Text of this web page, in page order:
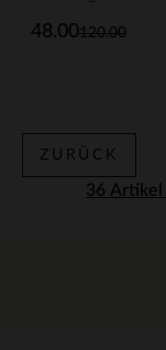
120.00
48.00
ZURÜCK